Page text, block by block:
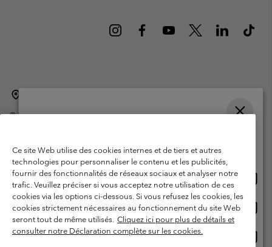
©2026Columbia Sportswear International Sarl. Avenue des Morgines, 12
Garanties Légales
Politique de confidentialité
Conditions d'utilisation - Membres
Conditions D'utilisation - Contenu généré par l'utilisateur
Impressum
Cookies
Ce site Web utilise des cookies internes et de tiers et autres
technologies pour personnaliser le contenu et les publicités,
fournir des fonctionnalités de réseaux sociaux et analyser notre
trafic. Veuillez préciser si vous acceptez notre utilisation de ces
cookies via les options ci-dessous. Si vous refusez les cookies, les
cookies strictement nécessaires au fonctionnement du site Web
seront tout de même utilisés. Cliquez ici pour plus de détails et
consulter notre Déclaration complète sur les cookies.
Achats en ligne disponibles
United States
ligne
Belgium-English
ligne
Belgium-Français